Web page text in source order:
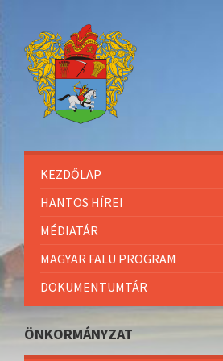
KEZDŐLAP
HANTOS HÍREI
MÉDIATÁR
MAGYAR FALU PROGRAM
DOKUMENTUMTÁR
ÖNKORMÁNYZAT